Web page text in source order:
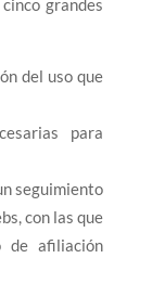
del uso que
para
seguimiento
con las que
de afiliación